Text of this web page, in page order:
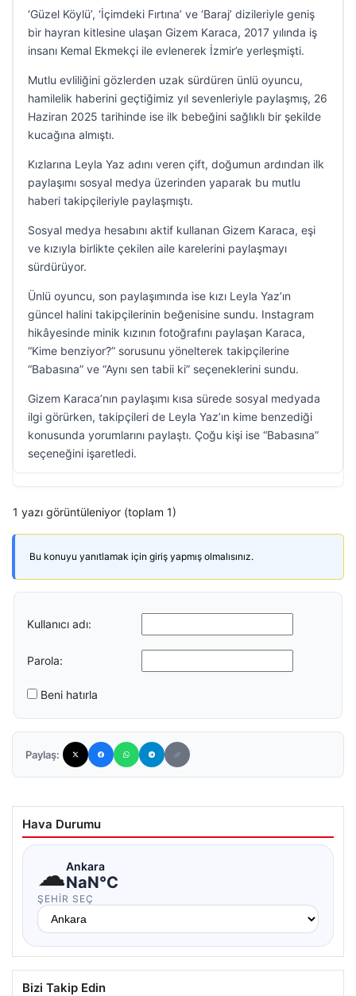
‘Güzel Köylü’, ‘İçimdeki Fırtına’ ve ‘Baraj’ dizileriyle geniş
bir hayran kitlesine ulaşan Gizem Karaca, 2017 yılında iş
insanı Kemal Ekmekçi ile evlenerek İzmir’e yerleşmişti.
Mutlu evliliğini gözlerden uzak sürdüren ünlü oyuncu,
hamilelik haberini geçtiğimiz yıl sevenleriyle paylaşmış, 26
Haziran 2025 tarihinde ise ilk bebeğini sağlıklı bir şekilde
kucağına almıştı.
Kızlarına Leyla Yaz adını veren çift, doğumun ardından ilk
paylaşımı sosyal medya üzerinden yaparak bu mutlu
haberi takipçileriyle paylaşmıştı.
Sosyal medya hesabını aktif kullanan Gizem Karaca, eşi
ve kızıyla birlikte çekilen aile karelerini paylaşmayı
sürdürüyor.
Ünlü oyuncu, son paylaşımında ise kızı Leyla Yaz’ın
güncel halini takipçilerinin beğenisine sundu. Instagram
hikâyesinde minik kızının fotoğrafını paylaşan Karaca,
“Kime benziyor?” sorusunu yönelterek takipçilerine
“Babasına” ve “Aynı sen tabii ki” seçeneklerini sundu.
Gizem Karaca’nın paylaşımı kısa sürede sosyal medyada
ilgi görürken, takipçileri de Leyla Yaz’ın kime benzediği
konusunda yorumlarını paylaştı. Çoğu kişi ise “Babasına”
seçeneğini işaretledi.
1 yazı görüntüleniyor (toplam 1)
Bu konuyu yanıtlamak için giriş yapmış olmalısınız.
Kullanıcı adı:
Parola:
Beni hatırla
Paylaş:
Hava Durumu
☁Ankara
NaN°C
ŞEHIR SEÇ
Bizi Takip Edin